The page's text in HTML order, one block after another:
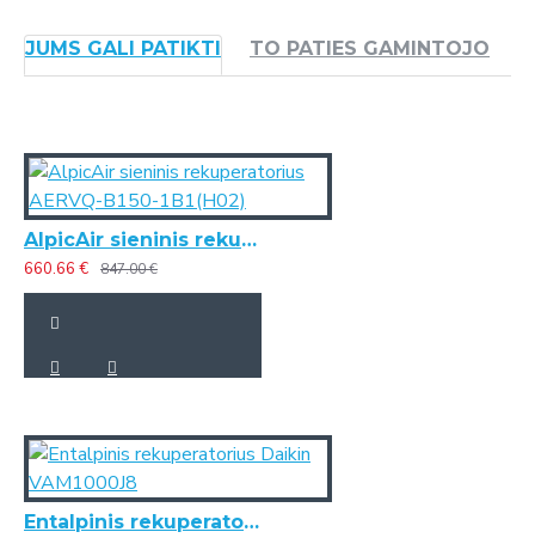
JUMS GALI PATIKTI TO PATIES GAMINTOJO
AlpicAir sieninis rekuperatorius AERVQ-B150-1B1(H02)
660.66 € 847.00 €
Entalpinis rekuperatorius Daikin VAM1000J8